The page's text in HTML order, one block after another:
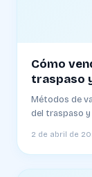
Cómo
traspaso
Métodos de
del traspaso
2 de abril de